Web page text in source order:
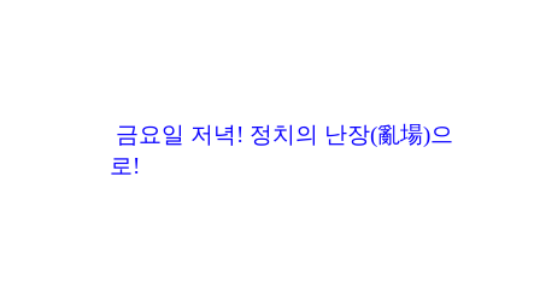
금요일 저녁! 정치의 난장(亂場)으
로!